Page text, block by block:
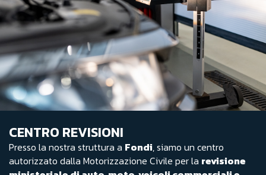
CENTRO REVISIONI
Presso la nostra struttura a Fondi, siamo un centro
autorizzato dalla Motorizzazione Civile per la revisione